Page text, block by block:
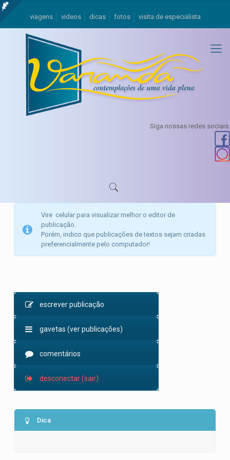
viagens videos dicas fotos visita de especialista
Siga nossas redes sociais:
Vire celular para visualizar melhor o editor de
publicação.
Porém, indico que publicações de textos sejam criadas
preferencialmente pelo computador!
escrever publicação
gavetas (ver publicações)
comentários
desconectar (sair)
Dica